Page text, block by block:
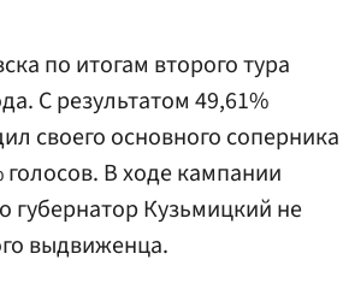
по итогам второго тура
С результатом 49,61%
своего основного соперника
В ходе кампании
губернатор Кузьмицкий не
выдвиженца.